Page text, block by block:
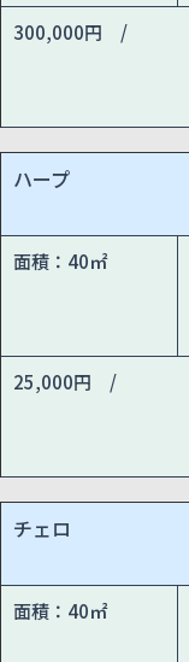
300,000円 /
ハープ
面積：40㎡
25,000円 /
チェロ
面積：40㎡